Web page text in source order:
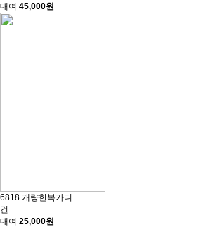
대여 45,000원
6818.개량한복가디
건
대여 25,000원